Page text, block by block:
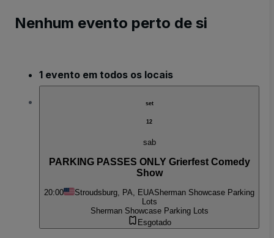
Nenhum evento perto de si
1 evento em todos os locais
set
12
sab
PARKING PASSES ONLY Grierfest Comedy
Show
20:00 Stroudsburg, PA, EUASherman Showcase Parking
Lots
Sherman Showcase Parking Lots
Esgotado